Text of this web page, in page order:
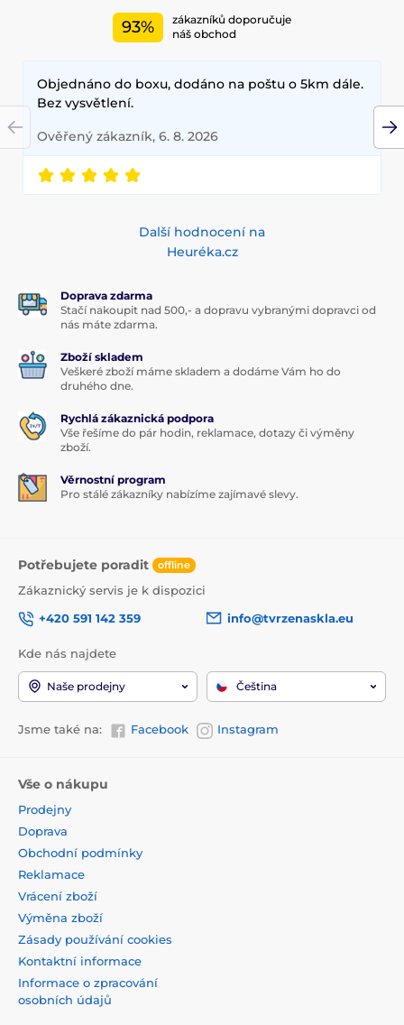
93%
zákazníků doporučuje
náš obchod
Objednáno do boxu, dodáno na poštu o 5km dále.
Bez vysvětlení.
Ověřený zákazník, 6. 8. 2026
Další hodnocení na
Heuréka.cz
Doprava zdarma
Stačí nakoupit nad 500,- a dopravu vybranými dopravci od
nás máte zdarma.
Zboží skladem
Veškeré zboží máme skladem a dodáme Vám ho do
druhého dne.
Rychlá zákaznická podpora
Vše řešíme do pár hodin, reklamace, dotazy či výměny
zboží.
Věrnostní program
Pro stálé zákazníky nabízíme zajímavé slevy.
Potřebujete poradit offline
Zákaznický servis je k dispozici
+420 591 142 359
info@tvrzenaskla.eu
Kde nás najdete
Naše prodejny Čeština
Jsme také na: Facebook Instagram
Vše o nákupu
Prodejny
Doprava
Obchodní podmínky
Reklamace
Vrácení zboží
Výměna zboží
Zásady používání cookies
Kontaktní informace
Informace o zpracování
osobních údajů